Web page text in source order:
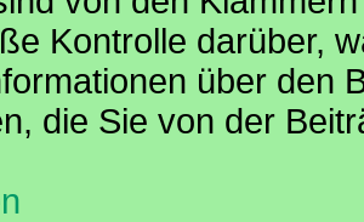
Kontrolle darüber,
über den
die Sie von der